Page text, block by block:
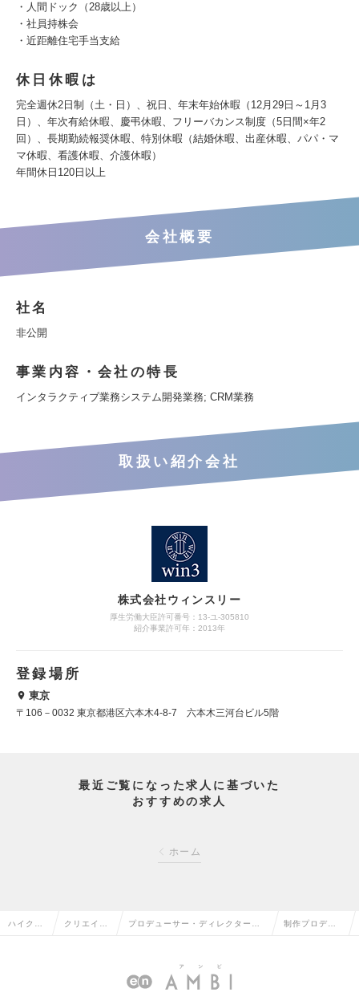
・人間ドック（28歳以上）
・社員持株会
・近距離住宅手当支給
休日休暇は
完全週休2日制（土・日）、祝日、年末年始休暇（12月29日～1月3
日）、年次有給休暇、慶弔休暇、フリーバカンス制度（5日間×年2
回）、長期勤続報奨休暇、特別休暇（結婚休暇、出産休暇、パパ・マ
マ休暇、看護休暇、介護休暇）
年間休日120日以上
会社概要
社名
非公開
事業内容・会社の特長
インタラクティブ業務システム開発業務; CRM業務
取扱い紹介会社
株式会社ウィンスリー
厚生労働大臣許可番号：13-ユ-305810
紹介事業許可年：2013年
登録場所
東京
〒106－0032 東京都港区六本木4-8-7 六本木三河台ビル5階
最近ご覧になった求人に基づいた
おすすめの求人
ホーム
ハイクラ クリエイテ プロデューサー・ディレクター
の転職
制作プロデュ